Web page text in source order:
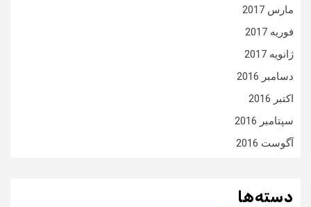
مارس 2017
فوریه 2017
ژانویه 2017
دسامبر 2016
اکتبر 2016
سپتامبر 2016
آگوست 2016
دسته‌ها